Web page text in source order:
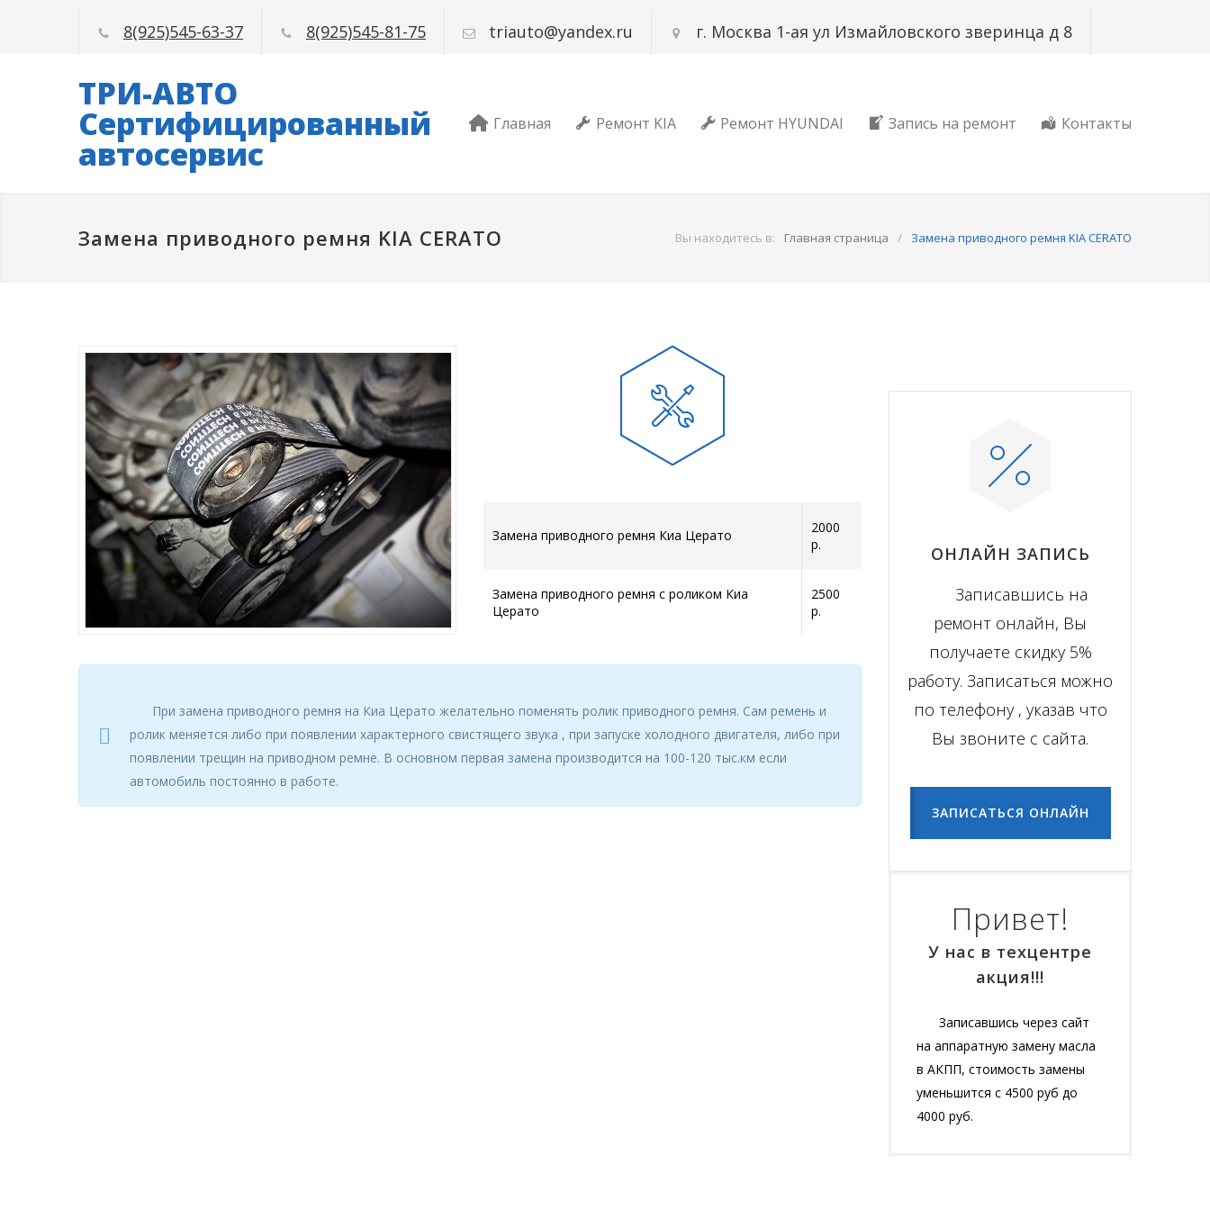
8(925)545-63-37 8(925)545-81-75 triauto@yandex.ru г. Москва 1-ая ул Измайловского зверинца д 8
ТРИ-АВТО
Сертифицированный
автосервис
Главная Ремонт KIA Ремонт HYUNDAI Запись на ремонт Контакты
Замена приводного ремня KIA CERATO Вы находитесь в: Главная страница / Замена приводного ремня KIA CERATO
Замена приводного ремня Киа Церато
2000
р.
Замена приводного ремня с роликом Киа
Церато
2500
р.
При замена приводного ремня на Киа Церато желательно поменять ролик приводного ремня. Сам ремень и
ролик меняется либо при появлении характерного свистящего звука , при запуске холодного двигателя, либо при
появлении трещин на приводном ремне. В основном первая замена производится на 100-120 тыс.км если
автомобиль постоянно в работе.
ОНЛАЙН ЗАПИСЬ
Записавшись на
ремонт онлайн, Вы
получаете скидку 5%
работу. Записаться можно
по телефону , указав что
Вы звоните с сайта.
ЗАПИСАТЬСЯ ОНЛАЙН
Привет!
У нас в техцентре
акция!!!
Записавшись через сайт
на аппаратную замену масла
в АКПП, стоимость замены
уменьшится с 4500 руб до
4000 руб.